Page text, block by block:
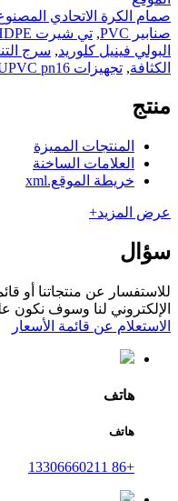
صمام الكرة الاتحادي
صنابير PVC
, تي شيرت HDPE
البولي فينيل كلوريد, سرج
الكثافة, تجهيزات UPVC pn16
منتج
المنتجات المميزة
العلامات الساخنة
خريطة الموقع.xml
عرض المزيد+
سؤال
للاستفسار عن منتجاتنا أو
الإلكتروني لنا وسوف نكون على
الاستعلام عن قائمة الأسعار
هاتف
هاتف
+86 13306660211